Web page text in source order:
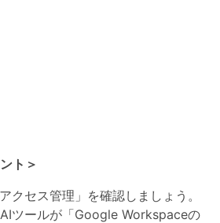
ト＞
クセス管理」を確認しましょう。
ツールが「Google Workspaceの